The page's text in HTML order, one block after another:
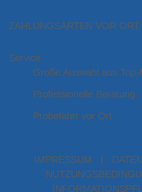
ZAHLUNGSARTEN VOR ORT
Service
Große Auswahl aus Top-
Professionelle Beratung
Probefahrt vor Ort
IMPRESSUM